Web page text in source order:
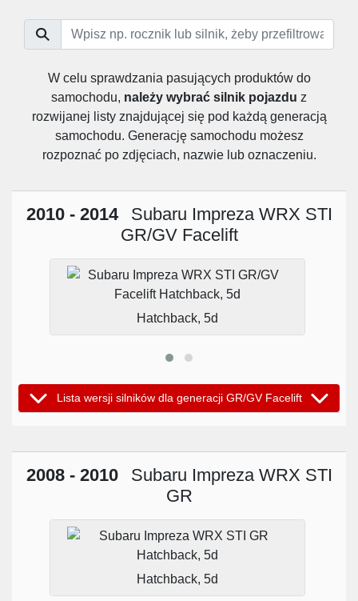
W celu sprawdzania pasujących produktów do
samochodu, należy wybrać silnik pojazdu z
rozwijanej listy znajdującej się pod każdą generacją
samochodu. Generację samochodu możesz
rozpoznać po zdjęciach, nazwie lub oznaczeniu.
2010 - 2014
Subaru Impreza WRX STI
GR/GV Facelift
Hatchback, 5d
Lista wersji silników dla generacji GR/GV Facelift
2008 - 2010
Subaru Impreza WRX STI
GR
Hatchback, 5d